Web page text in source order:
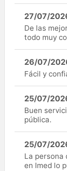
27/07/
De las
todo muy
26/07/
Fácil y
25/07/
Buen
pública.
25/07/
La persona
en Imed lo